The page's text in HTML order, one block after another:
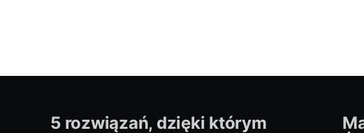
5 rozwiązań, dzięki którym